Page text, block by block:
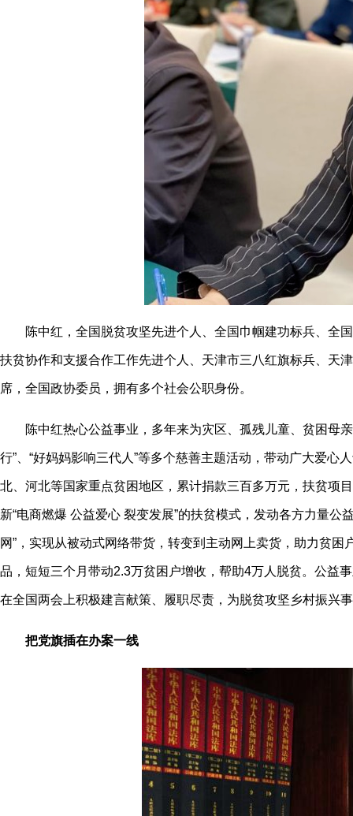
陈中红，全国脱贫攻坚先进个人、全国巾帼建功标兵、全国
扶贫协作和支援合作工作先进个人、天津市三八红旗标兵、天
席，全国政协委员，拥有多个社会公职身份。
陈中红热心公益事业，多年来为灾区、孤残儿童、贫困母亲
行”、“好妈妈影响三代人”等多个慈善主题活动，带动广大爱
北、河北等国家重点贫困地区，累计捐款三百多万元，扶贫项
新“电商燃爆 公益爱心 裂变发展”的扶贫模式，发动各方力量公
网”，实现从被动式网络带货，转变到主动网上卖货，助力贫
品，短短三个月带动2.3万贫困户增收，帮助4万人脱贫。公益
在全国两会上积极建言献策、履职尽责，为脱贫攻坚乡村振兴
把党旗插在办案一线